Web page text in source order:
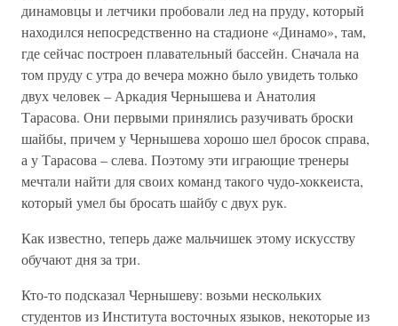
динамовцы и летчики пробовали лед на пруду, который
находился непосредственно на стадионе «Динамо», там,
где сейчас построен плавательный бассейн. Сначала на
том пруду с утра до вечера можно было увидеть только
двух человек – Аркадия Чернышева и Анатолия
Тарасова. Они первыми принялись разучивать броски
шайбы, причем у Чернышева хорошо шел бросок справа,
а у Тарасова – слева. Поэтому эти играющие тренеры
мечтали найти для своих команд такого чудо-хоккеиста,
который умел бы бросать шайбу с двух рук.
Как известно, теперь даже мальчишек этому искусству
обучают дня за три.
Кто-то подсказал Чернышеву: возьми нескольких
студентов из Института восточных языков, некоторые из